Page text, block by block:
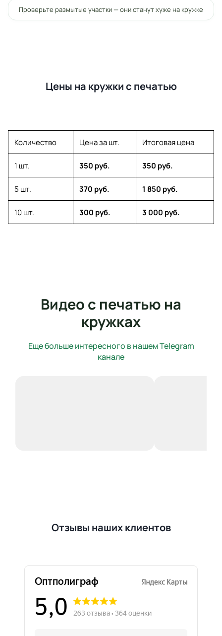
Проверьте размытые участки — они станут хуже на кружке
Цены на кружки с печатью
Количество Цена за шт. Итоговая цена
1 шт. 350 руб. 350 руб.
5 шт. 370 руб. 1 850 руб.
10 шт. 300 руб. 3 000 руб.
Видео с печатью на
кружках
Еще больше интересного в нашем Telegram
канале
Отзывы наших клиентов